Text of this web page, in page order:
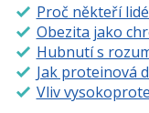
Proč někteří
Obezita jako
Hubnutí s
Jak proteinová
Vliv